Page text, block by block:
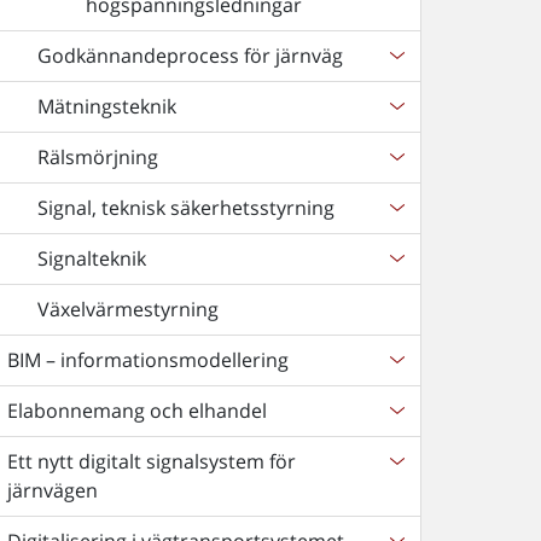
Godkännandeprocess för järnväg
Mätningsteknik
Rälsmörjning
Signal, teknisk säkerhetsstyrning
Signalteknik
Växelvärmestyrning
BIM – informationsmodellering
Elabonnemang och elhandel
Ett nytt digitalt signalsystem för
järnvägen